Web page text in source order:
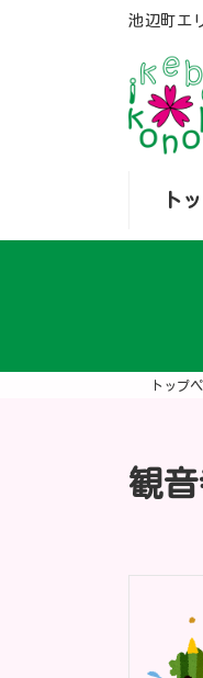
池辺町エ
ト
トップ
観